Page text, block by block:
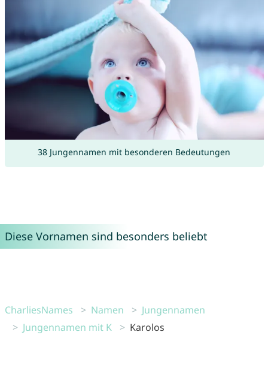
38 Jungennamen mit besonderen Bedeutungen
Diese Vornamen sind besonders beliebt
CharliesNames Namen
Jungennamen
Jungennamen mit K
Karolos